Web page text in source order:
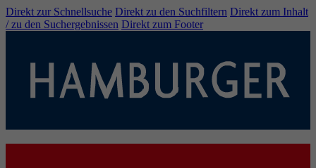
Direkt zur Schnellsuche Direkt zu den Suchfiltern Direkt zum Inhalt
/ zu den Suchergebnissen Direkt zum Footer